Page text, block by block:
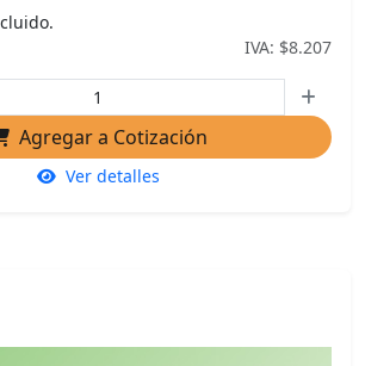
IVA: $8.207
Agregar a Cotización
Ver detalles